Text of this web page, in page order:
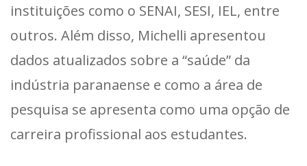
instituições como o SENAI, SESI, IEL, entre
outros. Além disso, Michelli apresentou
dados atualizados sobre a “saúde” da
indústria paranaense e como a área de
pesquisa se apresenta como uma opção de
carreira profissional aos estudantes.